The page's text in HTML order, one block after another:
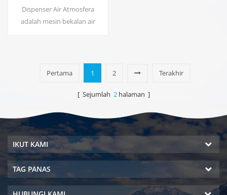
Moden ZL9510W
Dispenser Air Atmosfera
adalah mesin bekalan air
menuai air dari kelembapan di
Pertama 1 2 Terakhir
[ Sejumlah 2halaman ]
IKUT KAMI
TAG PANAS